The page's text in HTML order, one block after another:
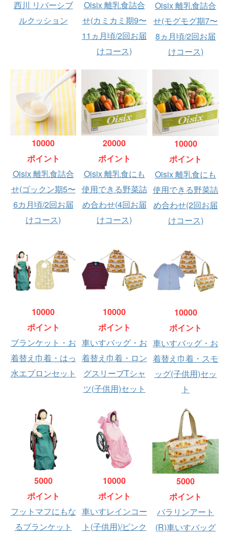
西川 リバーシブ
ルクッション
Oisix 離乳食詰合
せ(カミカミ期9〜
11ヵ月頃/2回お届
けコース)
Oisix 離乳食詰合
せ(モグモグ期7〜
8ヵ月頃/2回お届
けコース)
10000
ポイント
Oisix 離乳食詰合
せ(ゴックン期5〜
6カ月頃/2回お届
けコース)
20000
ポイント
Oisix 離乳食にも
使用できる野菜詰
め合わせ(4回お届
けコース)
10000
ポイント
Oisix 離乳食にも
使用できる野菜詰
め合わせ(2回お届
けコース)
10000
ポイント
ブランケット・お
着替え巾着・はっ
水エプロンセット
10000
ポイント
車いすバッグ・お
着替え巾着・ロン
グスリーブTシャ
ツ(子供用)セット
10000
ポイント
車いすバッグ・お
着替え巾着・スモ
ッグ(子供用)セッ
ト
5000
ポイント
フットマフにもな
るブランケット
10000
ポイント
車いすレインコー
ト(子供用)/ピンク
5000
ポイント
パラリンアート
(R)車いすバッグ